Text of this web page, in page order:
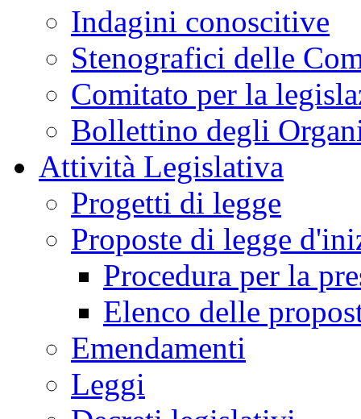
INIZIO CONTENUTO
LAVORI
MENU DI
Salta il menu
Agenda dei Lavori
Resoconti
Assemblea
Giunte e Commissioni
Audizioni
Indagini conoscitive